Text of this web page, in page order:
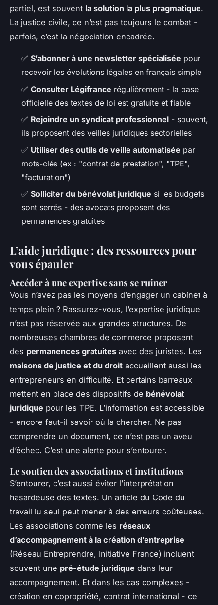
partiel, est souvent la solution la plus pragmatique.
La justice civile, ce n’est pas toujours le combat -
parfois, c’est la négociation encadrée.
✅ S’abonner à une newsletter spécialisée pour
recevoir les évolutions légales en français simple
✅ Consulter Légifrance régulièrement - la base
officielle des textes de loi est gratuite et fiable
✅ Rejoindre un syndicat professionnel - souvent,
ils proposent des veilles juridiques sectorielles
✅ Utiliser des outils de veille automatisée par
mots-clés (ex : "contrat de prestation", "TPE",
"facturation")
✅ Solliciter du bénévolat juridique si les budgets
sont serrés - des avocats proposent des
permanences gratuites
L’aide juridique : des ressources pour
vous épauler
Accéder à une expertise sans se ruiner
Vous n’avez pas les moyens d’engager un cabinet à
temps plein ? Rassurez-vous, l’expertise juridique
n’est pas réservée aux grandes structures. De
nombreuses chambres de commerce proposent
des permanences gratuites avec des juristes. Les
maisons de justice et du droit accueillent aussi les
entrepreneurs en difficulté. Et certains barreaux
mettent en place des dispositifs de bénévolat
juridique pour les TPE. L’information est accessible
- encore faut-il savoir où la chercher. Ne pas
comprendre un document, ce n’est pas un aveu
d’échec. C’est une alerte pour s’entourer.
Le soutien des associations et institutions
S’entourer, c’est aussi éviter l’interprétation
hasardeuse des textes. Un article du Code du
travail lu seul peut mener à des erreurs coûteuses.
Les associations comme les réseaux
d’accompagnement à la création d’entreprise
(Réseau Entreprendre, Initiative France) incluent
souvent une pré-étude juridique dans leur
accompagnement. Et dans les cas complexes -
création en copropriété, contrat international - ce